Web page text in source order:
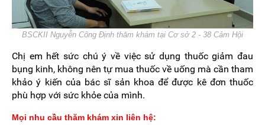
BSCKII Nguyễn Công Định thăm khám tại Cơ sở 2 - 38 Cảm Hội
Chị em hết sức chú ý về việc sử dụng thuốc giảm đau
bụng kinh, không nên tự mua thuốc về uống mà cần tham
khảo ý kiến của bác sĩ sản khoa để được kê đơn thuốc
phù hợp với sức khỏe của mình.
Mọi nhu cầu thăm khám xin liên hệ: